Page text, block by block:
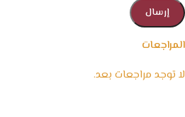
المراجعات
لا توجد مراجعات بعد.